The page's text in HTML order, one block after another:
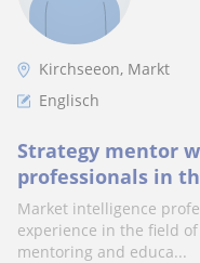
Kirchseeon, Markt
Englisch
Strategy mentor
professionals in
communication
Market intelligence
experience in the field
mentoring and educa...